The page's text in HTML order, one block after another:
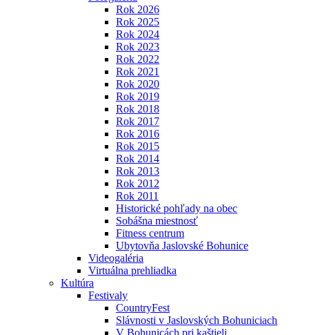
Rok 2026
Rok 2025
Rok 2024
Rok 2023
Rok 2022
Rok 2021
Rok 2020
Rok 2019
Rok 2018
Rok 2017
Rok 2016
Rok 2015
Rok 2014
Rok 2013
Rok 2012
Rok 2011
Historické pohľady na obec
Sobášna miestnosť
Fitness centrum
Ubytovňa Jaslovské Bohunice
Videogaléria
Virtuálna prehliadka
Kultúra
Festivaly
CountryFest
Slávnosti v Jaslovských Bohuniciach
V Bohunicách pri kaštieli